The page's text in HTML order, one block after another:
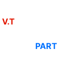
V.T
PART